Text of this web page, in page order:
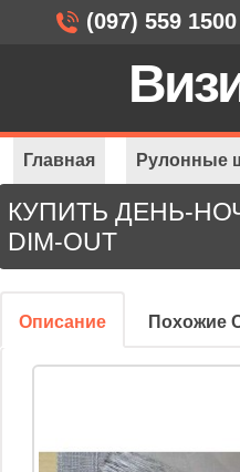
КУПИТЬ ДЕНЬ-
DIM-OUT
Описание Похожие
Главная Рулонные
День-ночь Зебра
(097) 559 1500